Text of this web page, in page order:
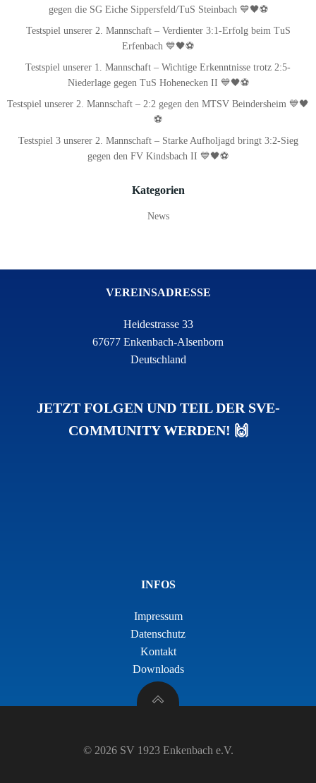
gegen die SG Eiche Sippersfeld/TuS Steinbach 💙🖤⚽
Testspiel unserer 2. Mannschaft – Verdienter 3:1-Erfolg beim TuS
Erfenbach 💙🖤⚽
Testspiel unserer 1. Mannschaft – Wichtige Erkenntnisse trotz 2:5-
Niederlage gegen TuS Hohenecken II 💙🖤⚽
Testspiel unserer 2. Mannschaft – 2:2 gegen den MTSV Beindersheim 💙🖤
⚽
Testspiel 3 unserer 2. Mannschaft – Starke Aufholjagd bringt 3:2-Sieg
gegen den FV Kindsbach II 💙🖤⚽
Kategorien
News
VEREINSADRESSE
Heidestrasse 33
67677 Enkenbach-Alsenborn
Deutschland
JETZT FOLGEN UND TEIL DER SVE-
COMMUNITY WERDEN! 🙌
INFOS
Impressum
Datenschutz
Kontakt
Downloads
© 2026 SV 1923 Enkenbach e.V.